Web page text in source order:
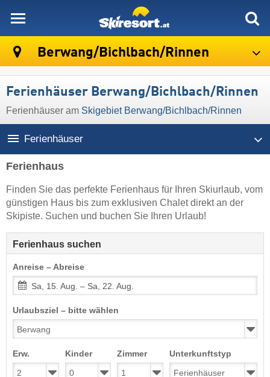
Berwang/​Bichlbach/​Rinnen
Ferienhäuser Berwang/​Bichlbach/​Rinnen
Ferienhäuser am Skigebiet Berwang/​Bichlbach/​Rinnen
Ferienhäuser
Ferienhaus
Finden Sie das perfekte Ferienhaus für Ihren Skiurlaub, vom
günstigen Haus bis zum exklusiven Chalet direkt an der
Skipiste. Suchen und buchen Sie Ihren Urlaub!
Ferienhaus suchen
Anreise – Abreise
Sa, 15. Aug. – Sa, 22. Aug.
Urlaubsziel – bitte wählen
Erw. Kinder Zimmer Unterkunftstyp